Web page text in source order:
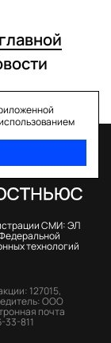
главной
СМИ: ЭЛ
технологий
127015,
ООО
почта
33-811